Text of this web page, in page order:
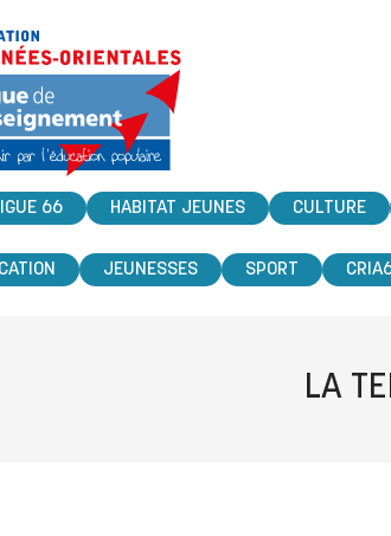
66 HABITAT JEUNES CULTURE
JEUNESSES SPORT
LA